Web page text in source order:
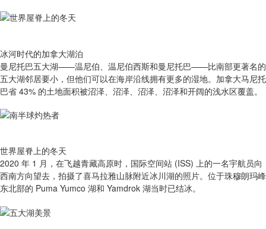
冰河时代的加拿大湖泊
曼尼托巴五大湖——温尼伯、温尼伯西斯和曼尼托巴——比南部更著名的
五大湖邻居要小，但他们可以在海岸沿线拥有更多的湿地。加拿大马尼托
巴省 43% 的土地面积被沼泽、沼泽、沼泽、沼泽和开阔的浅水区覆盖。
世界屋脊上的冬天
2020 年 1 月，在飞越青藏高原时，国际空间站 (ISS) 上的一名宇航员向
西南方向望去，拍摄了喜马拉雅山脉附近冰川湖的照片。位于珠穆朗玛峰
东北部的 Puma Yumco 湖和 Yamdrok 湖当时已结冰。